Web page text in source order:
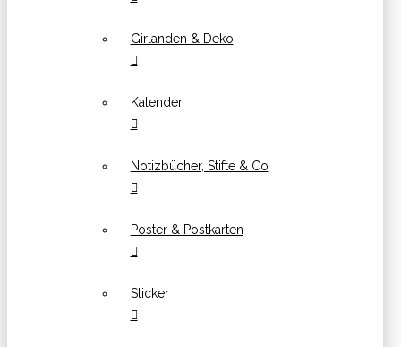
Girlanden & Deko
Kalender
Notizbücher, Stifte & Co
Poster & Postkarten
Sticker